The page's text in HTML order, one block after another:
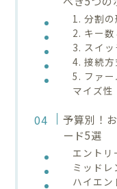
1. 分割
2. キー
3. スイ
4. 接続
5. ファ
マイズ性
予算別！
ード5選
エントリ
ミッドレ
ハイエン